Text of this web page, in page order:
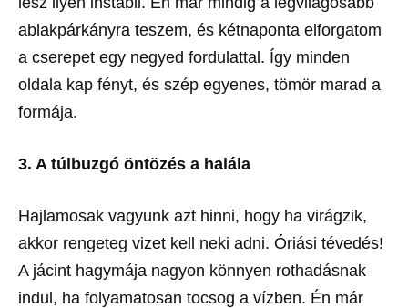
ablakpárkányra teszem, és kétnaponta elforgatom
a cserepet egy negyed fordulattal. Így minden
oldala kap fényt, és szép egyenes, tömör marad a
formája.
3. A túlbuzgó öntözés a halála
Hajlamosak vagyunk azt hinni, hogy ha virágzik,
akkor rengeteg vizet kell neki adni. Óriási tévedés!
A jácint hagymája nagyon könnyen rothadásnak
indul, ha folyamatosan tocsog a vízben. Én már